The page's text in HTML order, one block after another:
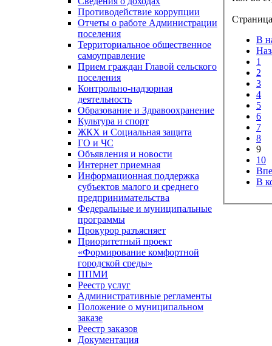
Противодействие коррупции
Отчеты о работе Администрации
поселения
Территориальное общественное
самоуправление
Прием граждан Главой сельского
поселения
Контрольно-надзорная
деятельность
Образование и Здравоохранение
Культура и спорт
ЖКХ и Социальная защита
ГО и ЧС
Объявления и новости
Интернет приемная
Информационная поддержка
субъектов малого и среднего
предпринимательства
Федеральные и муниципальные
программы
Прокурор разъясняет
Приоритетный проект
«Формирование комфортной
городской среды»
ППМИ
Реестр услуг
Административные регламенты
Положение о муниципальном
заказе
Реестр заказов
Документация
В
1
2
3
4
5
6
7
8
9
10
В